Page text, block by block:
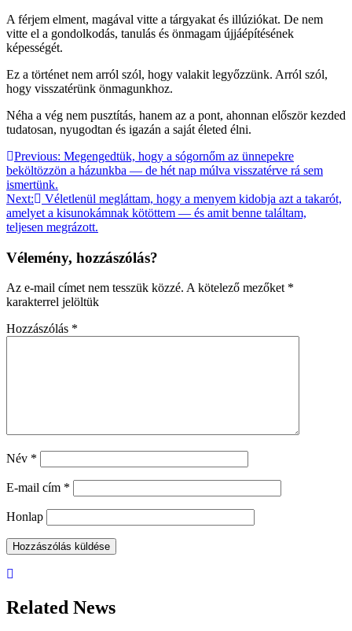
A férjem elment, magával vitte a tárgyakat és illúziókat. De nem
vitte el a gondolkodás, tanulás és önmagam újjáépítésének
képességét.
Ez a történet nem arról szól, hogy valakit legyőzzünk. Arról szól,
hogy visszatérünk önmagunkhoz.
Néha a vég nem pusztítás, hanem az a pont, ahonnan először kezded
tudatosan, nyugodtan és igazán a saját életed élni.
Bejegyzés
navigáció
Previous: Megengedtük, hogy a sógornőm az ünnepekre
beköltözzön a házunkba — de hét nap múlva visszatérve rá sem
ismertünk.
Next:
Véletlenül megláttam, hogy a menyem kidobja azt a takarót,
amelyet a kisunokámnak kötöttem — és amit benne találtam,
teljesen megrázott.
Vélemény, hozzászólás?
Az e-mail címet nem tesszük közzé. A kötelező mezőket *
karakterrel jelöltük
Hozzászólás *
Név *
E-mail cím *
Honlap
Related News